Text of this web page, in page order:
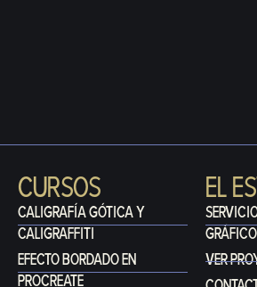
CURSOS
CALIGRAFÍA GÓTICA Y
CALIGRAFFITI
EFECTO BORDADO EN
PROCREATE
EL
GRÁFICO
VER